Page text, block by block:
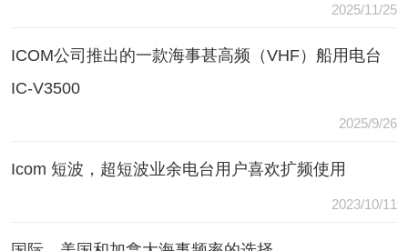
2025/11/25
ICOM公司推出的一款海事甚高频（VHF）船用电台
IC-V3500
2025/9/26
Icom 短波，超短波业余电台用户喜欢扩频使用
2023/10/11